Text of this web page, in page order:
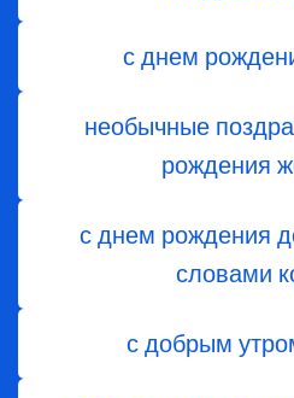
с днем
необычные
рождения
с днем рождения
словами
с добрым